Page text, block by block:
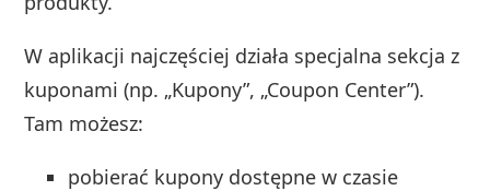
W aplikacji najczęściej działa specjalna sekcja z
kuponami (np. „Kupony”, „Coupon Center”).
Tam możesz:
pobierać kupony dostępne w czasie